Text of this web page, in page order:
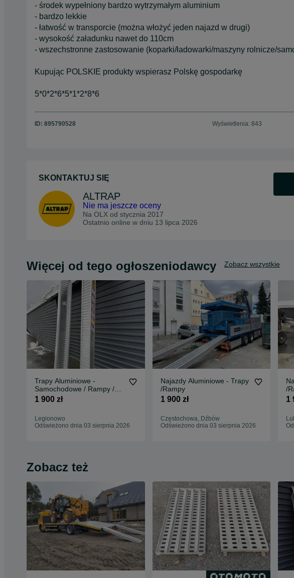
- środek wypełniony bardzo wytrzymałym aluminium
- bardzo lekkie
- łatwość w transporcie (można włożyć jeden najazd w drugi)
- wysokość załadunku nawet do 110cm
- wszechstronne zastosowanie (koparki/ładowarki/maszyny rolnicze/
Kupując POLSKIE produkty wspierasz Polskę gospodarkę
5*0*2*6*5*1*2*8*6
ID: 895790528 Wyświetlenia: 843
SKONTAKTUJ SIĘ
ALTRAP
Nie ma jeszcze oceny
Na OLX od stycznia 2017
Ostatnio online w dniu 13 lipca 2026
Więcej od tego ogłoszeniodawcy Zobacz wszystkie
Trapy Aluminiowe -
Samochodowe / Rampy /
Najzady
1 900 zł
Legionowo
Odświeżono dnia 03 sierpnia 2026
Najazdy Aluminiowe - Trapy
/Rampy
1 900 zł
Częstochowa, Dźbów
Odświeżono dnia 03 sierpnia 2026
/
1
Zobacz też